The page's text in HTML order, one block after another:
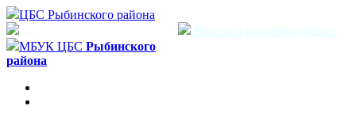
ЦБС Рыбинского района
Версия для слабовидящих
МБУК ЦБС Рыбинского
района